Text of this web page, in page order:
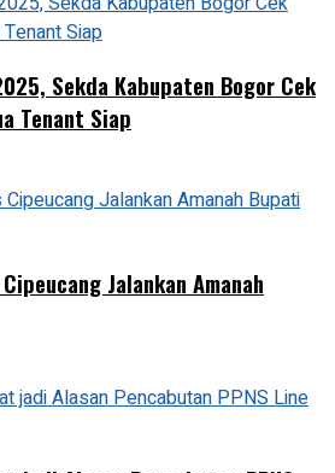
Sekda Kabupaten Bogor Cek
Tenant Siap
Jalankan Amanah